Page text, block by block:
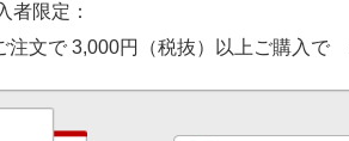
者限定：
注文で 3,000円（税抜）以上ご購入